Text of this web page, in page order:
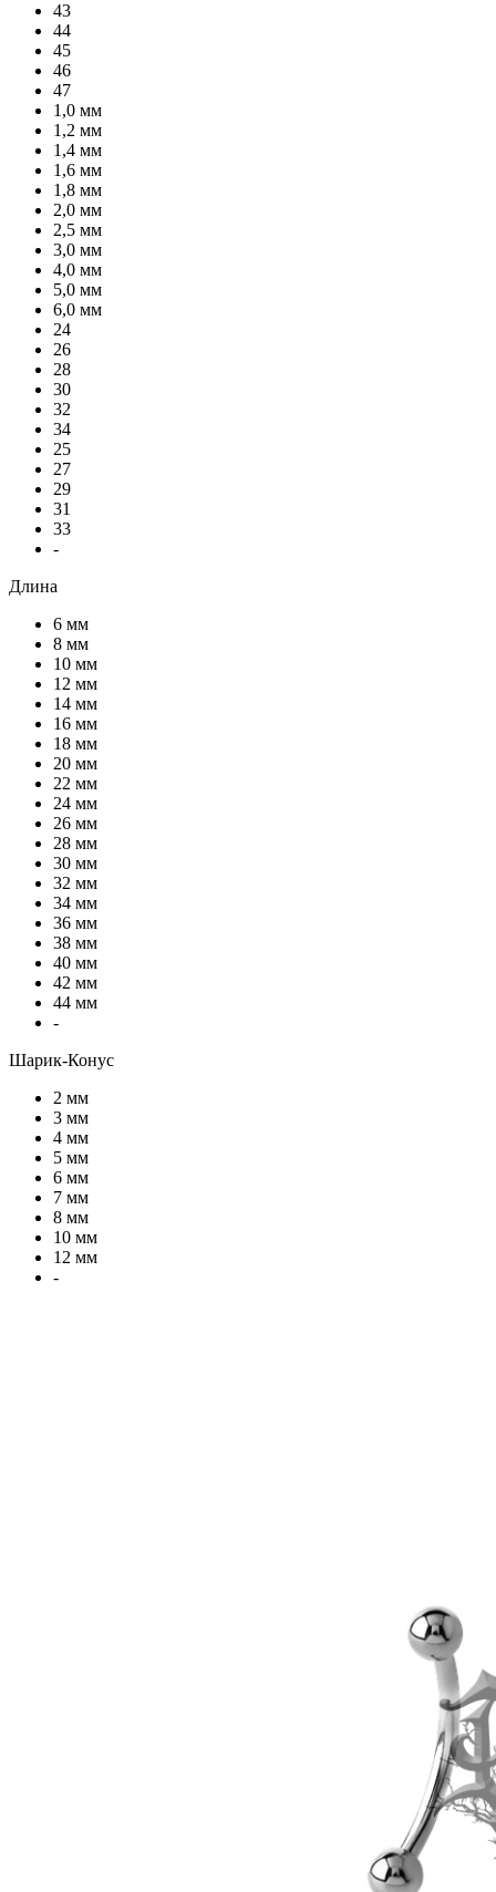
43
44
45
46
47
1,0 мм
1,2 мм
1,4 мм
1,6 мм
1,8 мм
2,0 мм
2,5 мм
3,0 мм
4,0 мм
5,0 мм
6,0 мм
24
26
28
30
32
34
25
27
29
31
33
-
Длина
6 мм
8 мм
10 мм
12 мм
14 мм
16 мм
18 мм
20 мм
22 мм
24 мм
26 мм
28 мм
30 мм
32 мм
34 мм
36 мм
38 мм
40 мм
42 мм
44 мм
-
Шарик-Конус
2 мм
3 мм
4 мм
5 мм
6 мм
7 мм
8 мм
10 мм
12 мм
-